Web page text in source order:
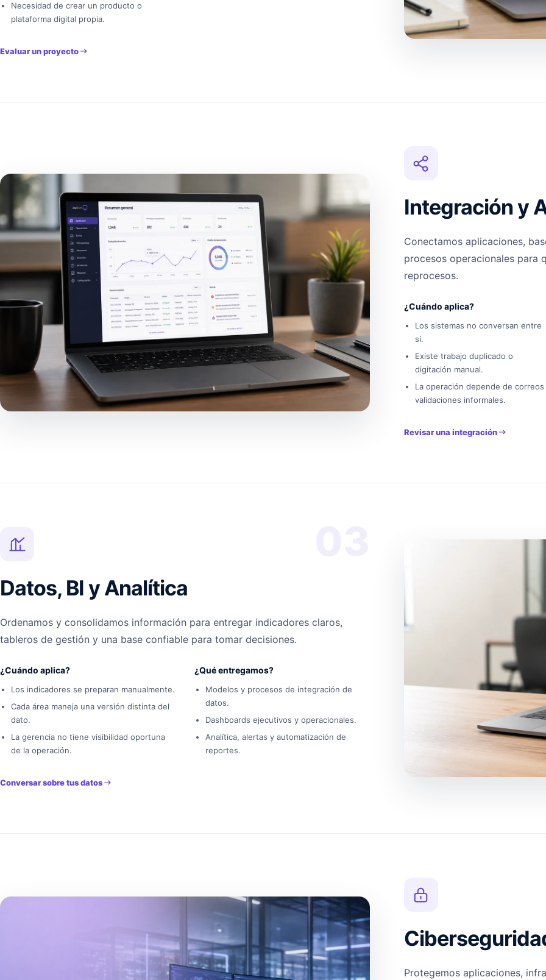
Necesidad de crear un producto o
plataforma digital propia.
Evaluar un proyecto
Integración y
Conectamos aplicaciones,
procesos operacionales para
reprocesos.
¿Cuándo aplica?
Los sistemas no conversan entre
sí.
Existe trabajo duplicado o
digitación manual.
La operación depende de correos
validaciones informales.
Revisar una integración
Datos, BI y Analítica
Ordenamos y consolidamos información para entregar indicadores claros,
tableros de gestión y una base confiable para tomar decisiones.
¿Cuándo aplica?
Los indicadores se preparan manualmente.
Cada área maneja una versión distinta del
dato.
La gerencia no tiene visibilidad oportuna
de la operación.
¿Qué entregamos?
Modelos y procesos de integración de
datos.
Dashboards ejecutivos y operacionales.
Analítica, alertas y automatización de
reportes.
Conversar sobre tus datos
Protegemos aplicaciones,